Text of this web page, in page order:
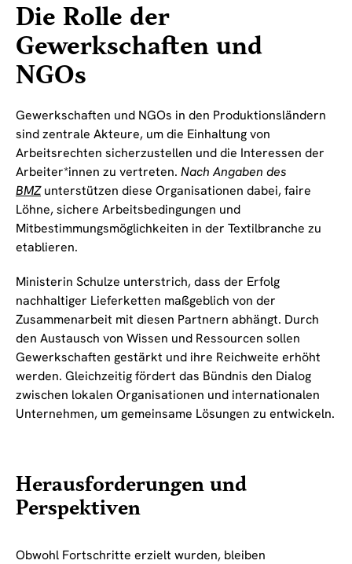
Die Rolle der
Gewerkschaften und
NGOs
Gewerkschaften und NGOs in den Produktionsländern
sind zentrale Akteure, um die Einhaltung von
Arbeitsrechten sicherzustellen und die Interessen der
Arbeiter*innen zu vertreten. Nach Angaben des
BMZunterstützen diese Organisationen dabei, faire
Löhne, sichere Arbeitsbedingungen und
Mitbestimmungsmöglichkeiten in der Textilbranche zu
etablieren.
Ministerin Schulze unterstrich, dass der Erfolg
nachhaltiger Lieferketten maßgeblich von der
Zusammenarbeit mit diesen Partnern abhängt. Durch
den Austausch von Wissen und Ressourcen sollen
Gewerkschaften gestärkt und ihre Reichweite erhöht
werden. Gleichzeitig fördert das Bündnis den Dialog
zwischen lokalen Organisationen und internationalen
Unternehmen, um gemeinsame Lösungen zu entwickeln.
Herausforderungen und
Perspektiven
Obwohl Fortschritte erzielt wurden, bleiben